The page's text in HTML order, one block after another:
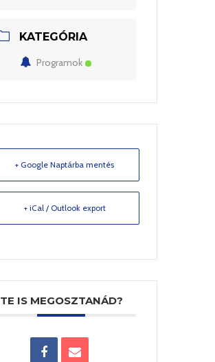
KATEGÓRIA
Programok
+ Google Naptárba mentés
+ iCal / Outlook export
TE IS MEGOSZTANÁD?